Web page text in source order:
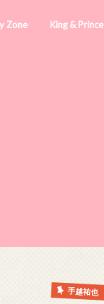
Zone King & Prince
手越祐也